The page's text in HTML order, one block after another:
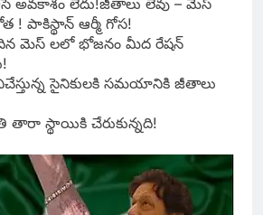
అవకాశం లేదు!జీతాలు లేవు – మెస్
! పాకిస్థాన్ ఆర్మీ గోస!
మెస్ లలో భోజనం మీద రేషన్
సైనికులకి సమయానికి జీతాలు
తారా స్థాయికి చేరుకున్నది!